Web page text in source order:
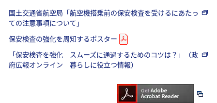
国土交通省航空局「航空機搭乗前の保安検査を受けるにあたっ
ての注意事項について」
保安検査の強化を周知するポスター
「保安検査を強化 スムーズに通過するためのコツは？」（政
府広報オンライン 暮らしに役立つ情報）